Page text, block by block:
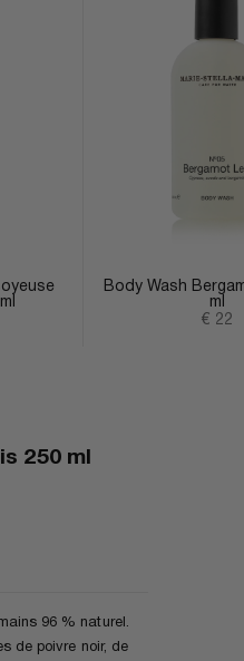
Body Wash
ml
Prix
€ 22
250 ml
96 % naturel.
de poivre noir, de